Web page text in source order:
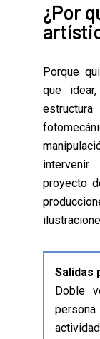
¿Por
Porque
que
proyecto
Salidas
Doble